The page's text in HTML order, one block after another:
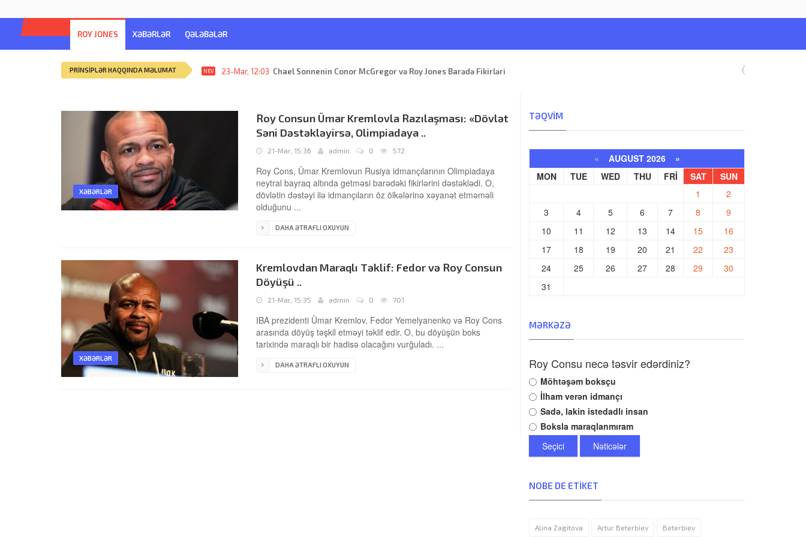
ROY JONES XƏBƏRLƏR QƏLƏBƏLƏR
PRINSIPLƏR HAQQINDA MƏLUMAT NEV 23-Mar, 12:03 Chael Sonnenin Conor McGregor və Roy Jones Barədə Fikirləri
XƏBƏRLƏR
Roy Consun Ümar Kremlovla Razılaşması: «Dövlət
Səni Dəstəkləyirsə, Olimpiadaya ..
21-Mar, 15:36 admin 0 572
Roy Cons, Ümar Kremlovun Rusiya idmançılarının Olimpiadaya
neytral bayraq altında getməsi barədəki fikirlərini dəstəklədi. O,
dövlətin dəstəyi ilə idmançıların öz ölkələrinə xəyanət etməməli
olduğunu ...
DAHA ƏTRAFLI OXUYUN
XƏBƏRLƏR
Kremlovdan Maraqlı Təklif: Fedor və Roy Consun
Döyüşü ..
21-Mar, 15:35 admin 0 701
IBA prezidenti Ümar Kremlov, Fedor Yemelyanenko və Roy Cons
arasında döyüş təşkil etməyi təklif edir. O, bu döyüşün boks
tarixində maraqlı bir hadisə olacağını vurğuladı. ...
DAHA ƏTRAFLI OXUYUN
TƏQVIM
« AUGUST 2026 »
MON
TUE WED THU FRI SAT
SUN
1
2
3
4 5 6 7 8
9
10
11 12 13 14 15
16
17
18 19 20 21 22
23
24
25 26 27 28 29
30
31
MƏRKƏZƏ
Roy Consu necə təsvir edərdiniz?
Möhtəşəm boksçu
İlham verən idmançı
Sadə, lakin istedadlı insan
Boksla maraqlanmıram
Seçici
Nəticələr
NOBE DE ETIKET
Alina Zagitova Artur Beterbiev Beterbiev